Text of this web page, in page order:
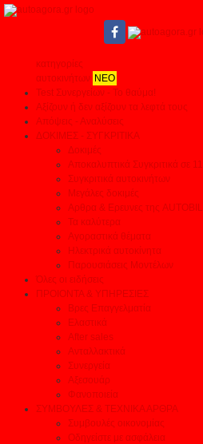
κατηγορίες
αυτοκινήτων ΝΕΟ
Test Συνεργείων - Το θαύμα!
Αξίζουν ή δεν αξίζουν τα λεφτά τους
Απόψεις - Αναλύσεις
ΔΟΚΙΜΕΣ - ΣΥΓΚΡΙΤΙΚΑ
Δοκιμές
Αποκαλυπτικά Συγκριτικά σε 11
Συγκριτικά αυτοκινήτων
Μεγάλες δοκιμές
Αρθρα & Ερευνες της
Τα καλύτερα
Αγοραστικά θέματα
Ηλεκτρικά αυτοκίνητα
Παρουσιάσεις Μοντέλων
Όλες οι ειδήσεις
ΠΡΟΙΟΝΤΑ & ΥΠΗΡΕΣΙΕΣ
Βρες Επαγγελματία
Ελαστικά
After sales
Ανταλλακτικά
Συνεργεία
Αξεσουάρ
Φανοποιεία
ΣΥΜΒΟΥΛΕΣ & ΤΕΧΝΙΚΑ ΑΡΘΡΑ
Συμβουλές οικονομίας
Οδηγείστε με ασφάλεια